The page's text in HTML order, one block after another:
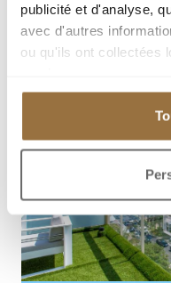
publicité et d'analyse,
avec d'autres
ou qu'ils ont collectées